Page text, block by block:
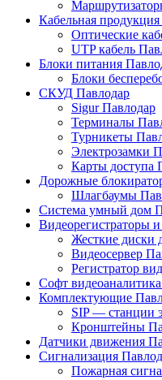
Кабельная
Оптические
UTP кабель
Блоки питания
Блоки
СКУД Павлодар
Sigur Павлодар
Терминалы
Турникеты
Электрозамки
Карты доступа
Дорожные
Шлагбаумы
Система умный дом
Видеорегистраторы
Жесткие диски
Видеосервер
Регистратор
Софт
Комплектующие
SIP — станции
Кронштейны
Датчики движения
Сигнализация
Пожарная